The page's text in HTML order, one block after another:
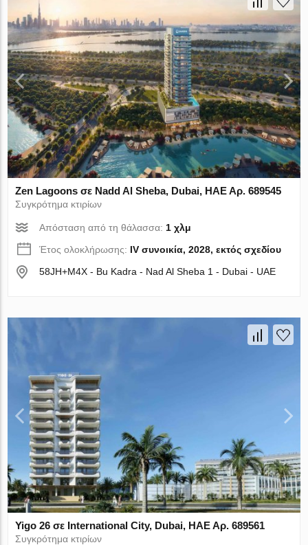
Zen Lagoons σε Nadd Al Sheba, Dubai, ΗΑΕ Αρ. 689545
Συγκρότημα κτιρίων
Απόσταση από τη θάλασσα: 1 χλμ
Έτος ολοκλήρωσης: IV συνοικία, 2028, εκτός σχεδίου
58JH+M4X - Bu Kadra - Nad Al Sheba 1 - Dubai - UAE
Yigo 26 σε International City, Dubai, ΗΑΕ Αρ. 689561
Συγκρότημα κτιρίων